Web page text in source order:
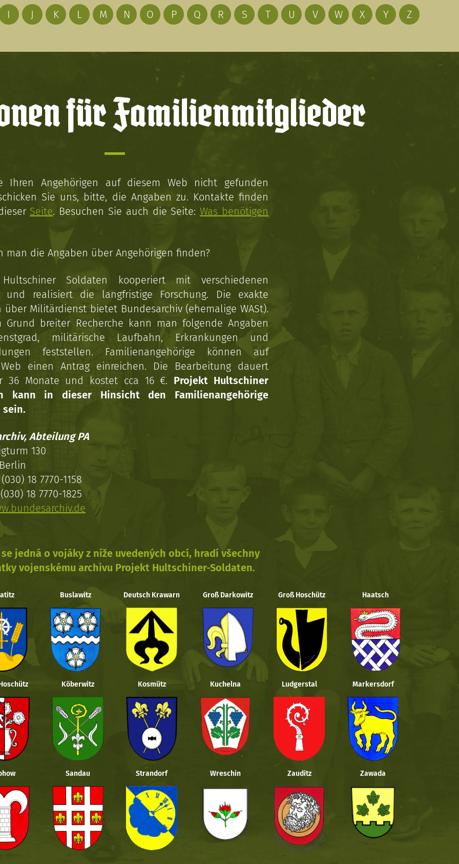
I J K L M N O P Q R S T U V W X Y Z
für Familienmitglieder
Ihren Angehörigen auf diesem Web nicht gefunden
Sie uns, bitte, die Angaben zu. Kontakte finden
Seite. Besuchen Sie auch die Seite:Was benötigen
man die Angaben über Angehörigen finden?
Soldaten kooperiert mit verschiedenen
und realisiert die langfristige Forschung. Die exakte
über Militärdienst bietet Bundesarchiv (ehemalige WASt).
Grund breiter Recherche kann man folgende Angaben
militärische Laufbahn, Erkrankungen und
feststellen. Familienangehörige können auf
einen Antrag einreichen. Die Bearbeitung dauert
36 Monate und kostet cca 16 €. Projekt Hultschiner
kann in dieser Hinsicht den Familienangehörige
Abteilung PA
130
18 7770-1158
18 7770-1825
jedná o vojáky z níže uvedených obcí, hradí všechny
vojenskému archivu Projekt Hultschiner-Soldaten.
Buslawitz Deutsch Krawarn Groß Darkowitz Groß Hoschütz Haatsch
Köberwitz Kosmütz Kuchelna Ludgerstal Markersdorf
Sandau Strandorf Wreschin Zauditz Zawada